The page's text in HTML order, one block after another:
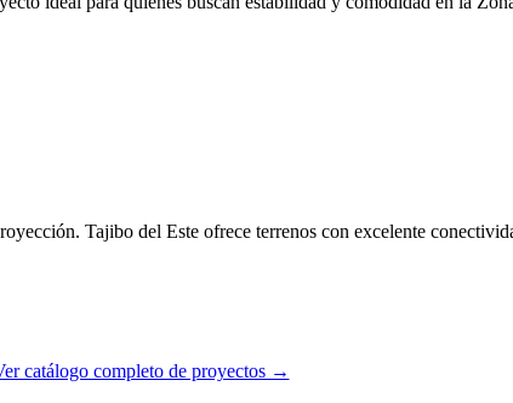
Tajibo del Este ofrece terrenos con excelente
catálogo completo de proyectos →